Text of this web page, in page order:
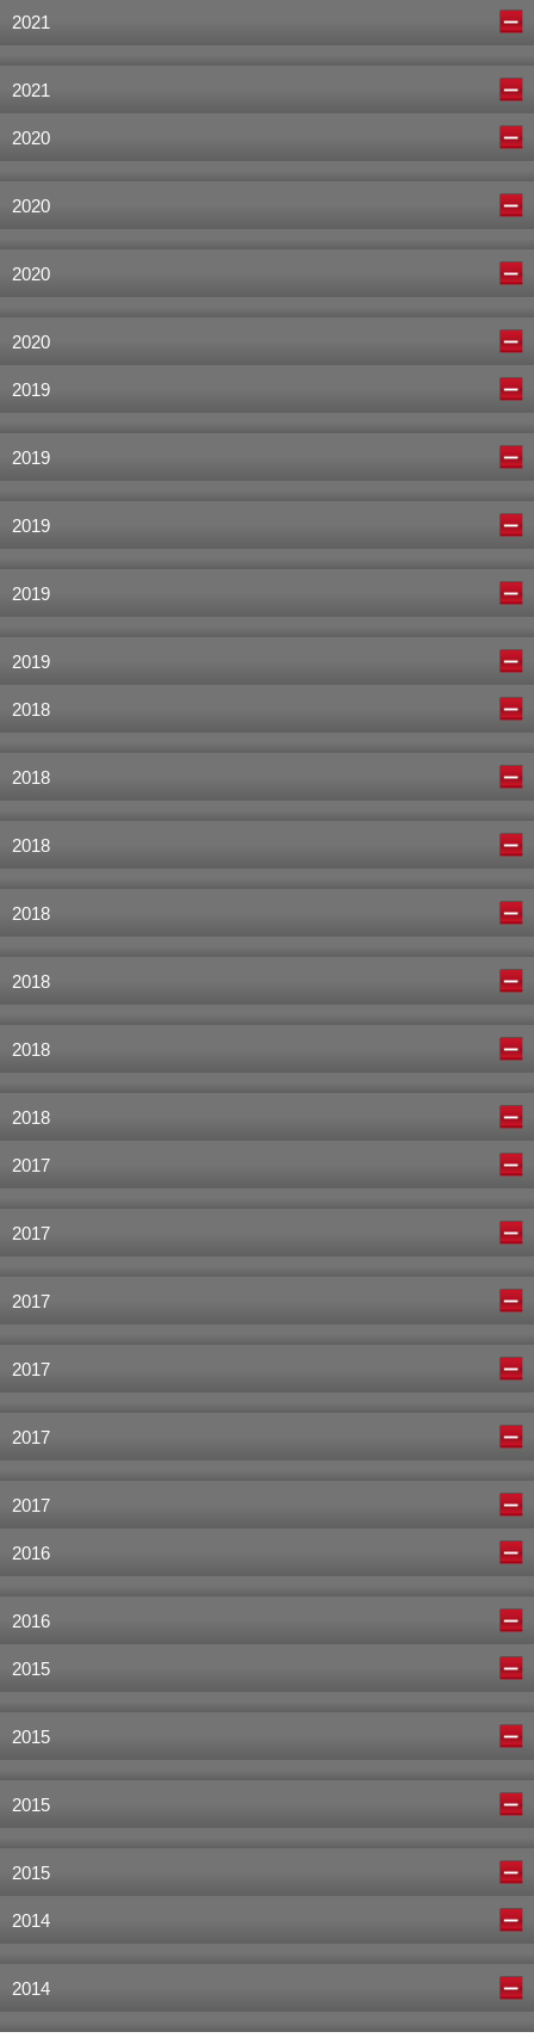
2021
2021
2020
2020
2020
2020
2019
2019
2019
2019
2019
2018
2018
2018
2018
2018
2018
2018
2017
2017
2017
2017
2017
2017
2016
2016
2015
2015
2015
2015
2014
2014